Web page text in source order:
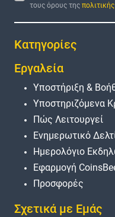
τους όρους της
Κατηγορίες
Εργαλεία
Υποστήριξη &
Υποστηριζόμενα
Πώς Λειτουργεί
Ενημερωτικό
Ημερολόγιο
Εφαρμογή
Προσφορές
Σχετικά με Εμάς